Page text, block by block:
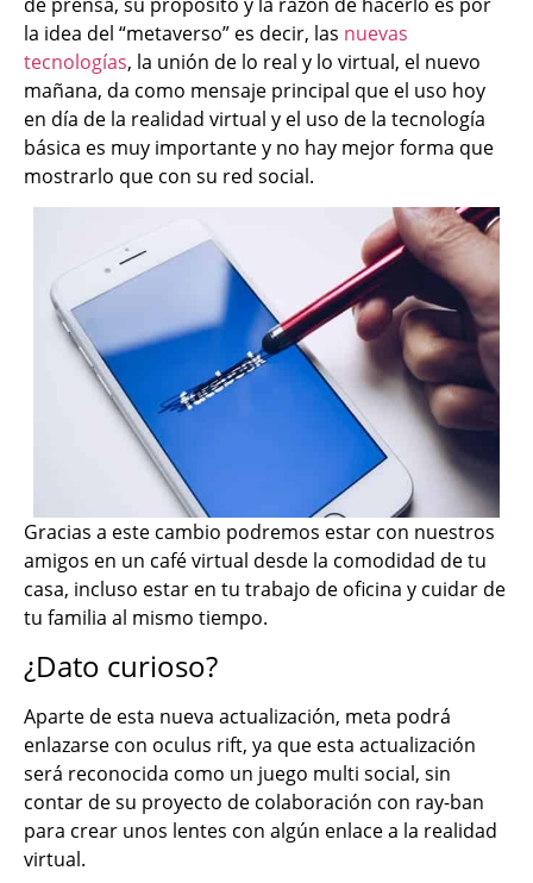
la idea del “metaverso” es decir, las nuevas
tecnologías, la unión de lo real y lo virtual, el nuevo
mañana, da como mensaje principal que el uso hoy
en día de la realidad virtual y el uso de la tecnología
básica es muy importante y no hay mejor forma que
mostrarlo que con su red social.
Gracias a este cambio podremos estar con nuestros
amigos en un café virtual desde la comodidad de tu
casa, incluso estar en tu trabajo de oficina y cuidar de
tu familia al mismo tiempo.
¿Dato curioso?
Aparte de esta nueva actualización, meta podrá
enlazarse con oculus rift, ya que esta actualización
será reconocida como un juego multi social, sin
contar de su proyecto de colaboración con ray-ban
para crear unos lentes con algún enlace a la realidad
virtual.